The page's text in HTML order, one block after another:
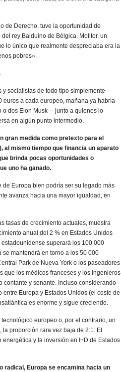
de Derecho, tuve la oportunidad de
rey Balduino de Bélgica. Molitor, un
lo único que realmente despreciaba era la
pobres».
socialistas de todo tipo simplemente
euros a cada europeo, mañana ya habría
dos Elon Musk— junto a quienes lo
en algún punto intermedio.
gran medida como pretexto para el
al mismo tiempo que financia un aparato
brinda pocas oportunidades o
uno ha ganado.
Europa bien podría ser su legado más
avanza hacia una mayor igualdad, en
tasas de crecimiento actuales, muestra
anual del 2 % en Estados Unidos
superará los 100 000
mantendrá en torno a los 50 000
Park de Nueva York o los paseadores
que los médicos franceses y los ingenieros
contante y sonante. Incluso considerando
Europa y Estados Unidos (el coste de
es enorme y sigue creciendo.
europeo o, por el contrario, un
proporción rara vez baja de 2:1. El
y la inversión en I+D de Estados
radical, Europa se encamina hacia un